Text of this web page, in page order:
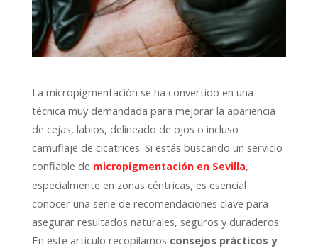
La micropigmentación se ha convertido en una
técnica muy demandada para mejorar la apariencia
de cejas, labios, delineado de ojos o incluso
camuflaje de cicatrices. Si estás buscando un servicio
confiable de micropigmentación en Sevilla,
especialmente en zonas céntricas, es esencial
conocer una serie de recomendaciones clave para
asegurar resultados naturales, seguros y duraderos.
En este artículo recopilamos consejos prácticos y